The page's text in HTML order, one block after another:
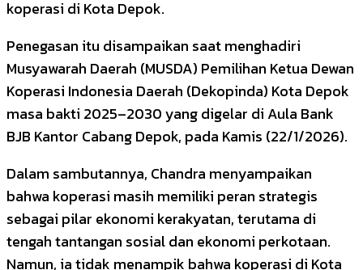
koperasi di Kota Depok.
Penegasan itu disampaikan saat menghadiri
Musyawarah Daerah (MUSDA) Pemilihan Ketua Dewan
Koperasi Indonesia Daerah (Dekopinda) Kota Depok
masa bakti 2025–2030 yang digelar di Aula Bank
BJB Kantor Cabang Depok, pada Kamis (22/1/2026).
Dalam sambutannya, Chandra menyampaikan
bahwa koperasi masih memiliki peran strategis
sebagai pilar ekonomi kerakyatan, terutama di
tengah tantangan sosial dan ekonomi perkotaan.
Namun, ia tidak menampik bahwa koperasi di Kota